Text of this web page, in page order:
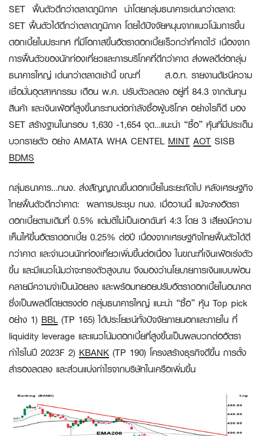
SET ฟื้นตัวดีกว่าตลาดภูมิภาค นำโดยกลุ่มธนาคารเด่นกว่าตลาด:
SET ฟื้นตัวได้ดีกว่าตลาดภูมิภาค โดยได้ปัจจัยหนุนจากแนวโน้มการขึ้น
ดอกเบี้ยในประเทศ ที่มีโอกาสขึ้นอัตราดอกเบี้ยเร็วกว่าที่คาดไว้ เนื่องจาก
การฟื้นตัวของนักท่องเที่ยวและการบริโภคที่ดีกว่าคาด ส่งผลดีต่อกลุ่ม
ธนาคารใหญ่ เด่นกว่าตลาดเช้านี้ ขณะที่ ส.อ.ท. รายงานดัชนีความ
เชื่อมั่นอุตสาหกรรม เดือน พ.ค. ปรับตัวลดลง อยู่ที่ 84.3 จากต้นทุน
สินค้า และเงินเฟ้อที่สูงขึ้นกระทบต่อกำลังซื้อผู้บริโภค อย่างไรก็ดี มอง
SET สร้างฐานในกรอบ 1,630 -1,654 จุด…แนะนำ “ซื้อ” หุ้นที่มีประเด็น
บวกรายตัว อย่าง AMATA WHA CENTEL MINT AOT SISB
BDMS
กลุ่มธนาคาร…กนง. ส่งสัญญาณขึ้นดอกเบี้ยในระยะถัดไป หลังเศรษฐกิจ
ไทยฟื้นตัวดีกว่าคาด: ผลการประชุม กนง. เมื่อวานนี้ แม้จะคงอัตรา
ดอกเบี้ยตามเดิมที่ 0.5% แต่มติไม่เป็นเอกฉันท์ 4:3 โดย 3 เสียงมีความ
เห็นให้ขึ้นอัตราดอกเบี้ย 0.25% ต่อปี เนื่องจากเศรษฐกิจไทยฟื้นตัวได้ดี
กว่าคาด และจำนวนนักท่องเที่ยวเพิ่มขึ้นต่อเนื่อง ในขณะที่เงินเฟ้อเร่งตัว
ขี้น และมีแนวโน้มว่าจะทรงตัวสูงนาน จึงมองว่านโยบายการเงินแบบผ่อน
คลายมีความจำเป็นน้อยลง และพร้อมทยอยปรับอัตราดอกเบี้ยในอนาคต
ซึ่งเป็นผลดีโดยตรงต่อ กลุ่มธนาคารใหญ่ แนะนำ “ซื้อ” หุ้น Top pick
อย่าง 1) BBL(TP 165) ได้ประโยชน์ทั้งปัจจัยภายนอกและภายใน ที่
liquidity leverage และแนวโน้มดอกเบี้ยที่สูงขึ้นเป็นผลบวกต่ออัตรา
กำไรในปี 2023F 2) KBANK (TP 190) โครงสร้างธุรกิจดีขึ้น การตั้ง
สำรองลดลง และส่วนแบ่งกำไรจากบริษัทในเครือเพิ่มขึ้น